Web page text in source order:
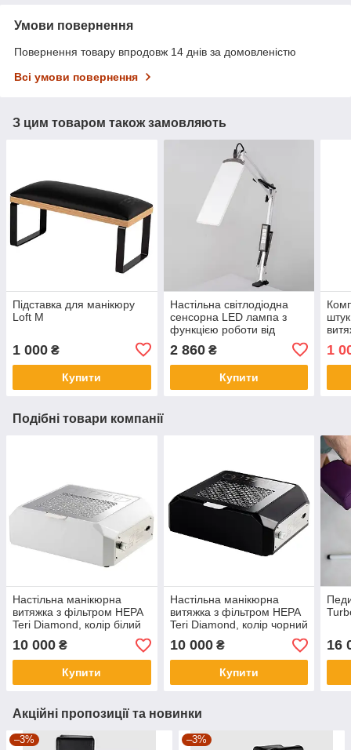
Умови повернення
Повернення товару впродовж 14 днів за домовленістю
Всі умови повернення
З цим товаром також замовляють
Підставка для манікюру
Loft M
1 000 ₴
Купити
Настільна світлодіодна
сенсорна LED лампа з
функцією роботи від
регулюванням світла X-
LED-20 SW
2 860₴
Купити
1
Подібні товари компанії
Настільна манікюрна
витяжка з фільтром HEPA
Teri Diamond, колір білий
(сітка металік)
10 000 ₴
Купити
Настільна манікюрна
витяжка з фільтром HEPA
Teri Diamond, колір чорний
(сітка чорна)
10 000₴
Купити
16
Акційні пропозиції та новинки
–3% –3%